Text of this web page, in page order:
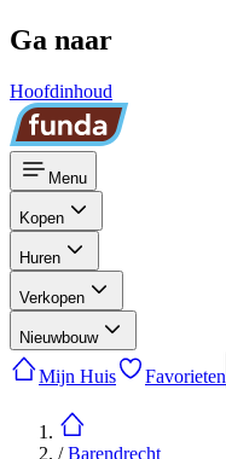
Ga naar
Hoofdinhoud
Menu
Kopen
Huren
Verkopen
Nieuwbouw
Mijn Huis Favorieten
/Barendrecht